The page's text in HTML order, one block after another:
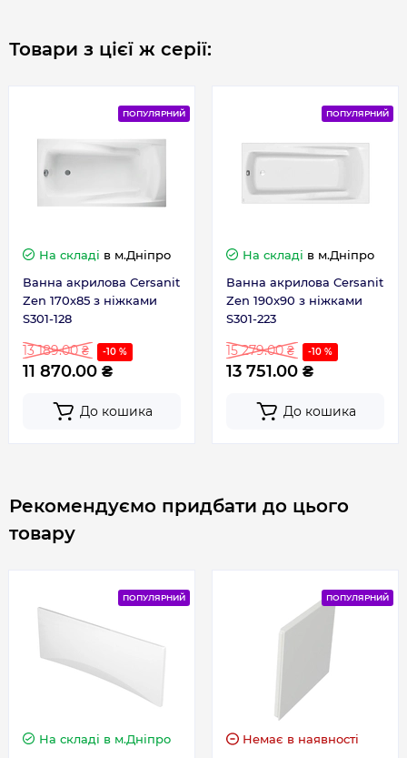
Товари з цієї ж серії:
ПОПУЛЯРНИЙ
На складі в м.Дніпро
Ванна акрилова Cersanit
Zen 170х85 з ніжками
S301-128
13 189.00 ₴ -10 %
11 870.00 ₴
До кошика
ПОПУЛЯРНИЙ
На складі в м.Дніпро
Ванна акрилова Cersanit
Zen 190x90 з ніжками
S301-223
15 279.00 ₴ -10 %
13 751.00 ₴
До кошика
Рекомендуємо придбати до цього
товару
ПОПУЛЯРНИЙ
На складі в м.Дніпро
ПОПУЛЯРНИЙ
Немає в наявності